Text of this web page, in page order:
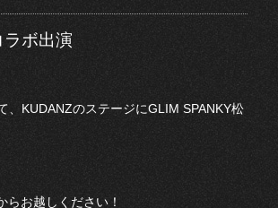
ボ出演
、KUDANZのステージにGLIM SPANKY松
お越しください！